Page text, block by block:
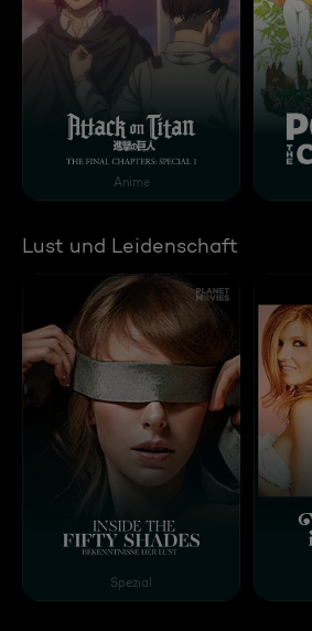
Attack on Titan The Final
Anime
Lust und Leidenschaft
Inside the 50 Shades -
Spezial